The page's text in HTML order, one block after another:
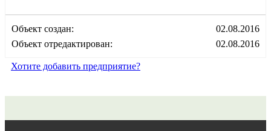
Объект создан:
02.08.2016
Объект отредактирован:
02.08.2016
Хотите добавить предприятие?